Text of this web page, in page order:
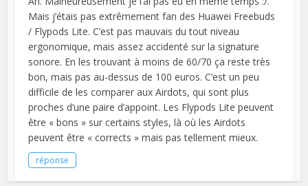
Mais j’étais pas extrêmement fan des Huawei Freebuds
/ Flypods Lite. C’est pas mauvais du tout niveau
ergonomique, mais assez accidenté sur la signature
sonore. En les trouvant à moins de 60/70 ça reste très
bon, mais pas au-dessus de 100 euros. C’est un peu
difficile de les comparer aux Airdots, qui sont plus
proches d’une paire d’appoint. Les Flypods Lite peuvent
être « bons » sur certains styles, là où les Airdots
peuvent être « corrects » mais pas tellement mieux.
réponse